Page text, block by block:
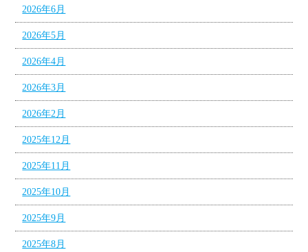
2026年6月
2026年5月
2026年4月
2026年3月
2026年2月
2025年12月
2025年11月
2025年10月
2025年9月
2025年8月